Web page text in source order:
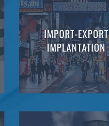
IMPORT-EXPORT
IMPLANTATION